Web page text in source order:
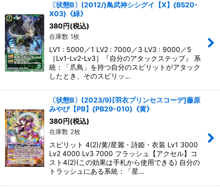
〔状態B〕(2012/)鳥武神シシグイ【X】{BS20-
X03}《緑》
380円(税込)
在庫数 1枚
LV1 : 5000／1 LV2 : 7000／3 LV3 : 9000／5
［Lv1-Lv2-Lv3］『自分のアタックステップ』 系
統：「爪鳥」を持つ自分のスピリットがアタック
したとき、そのスピリッ…
〔状態B〕(2023/9)[羽衣プリンセスコーデ]藤原
みやび【PB】{PB29-010}《黄》
380円(税込)
在庫数 2枚
スピリット 4(2)/黄/星麗・詩姫・衣装 Lv1 3000
Lv2 4000 Lv3 7000 フラッシュ【アクセル】コ
スト4(2)(この効果は手札から使用できる) 自分の
トラッシュにある系統：「星…